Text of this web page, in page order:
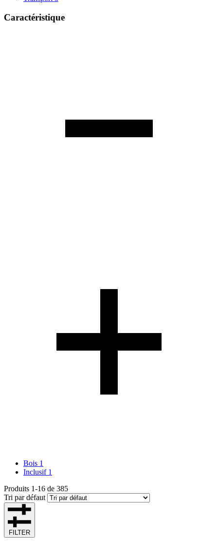
Caractéristique
Bois 1
Inclusif 1
Produits 1-16 de 385
Tri par défaut
FILTER